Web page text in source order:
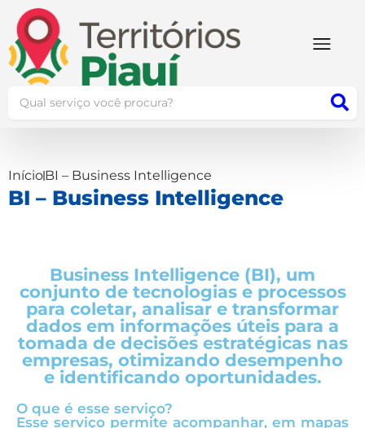
InícioBI – Business Intelligence
BI – Business Intelligence
Business Intelligence (BI), um
conjunto de tecnologias e processos
para coletar, analisar e transformar
dados em informações úteis para a
tomada de decisões estratégicas nas
empresas, otimizando desempenho
e identificando oportunidades.
O que é esse serviço?
Esse serviço permite acompanhar, em mapas